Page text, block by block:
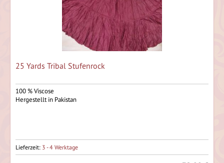
25 Yards Tribal Stufenrock
100 % Viscose
Hergestellt in Pakistan
Lieferzeit: 3 - 4 Werktage